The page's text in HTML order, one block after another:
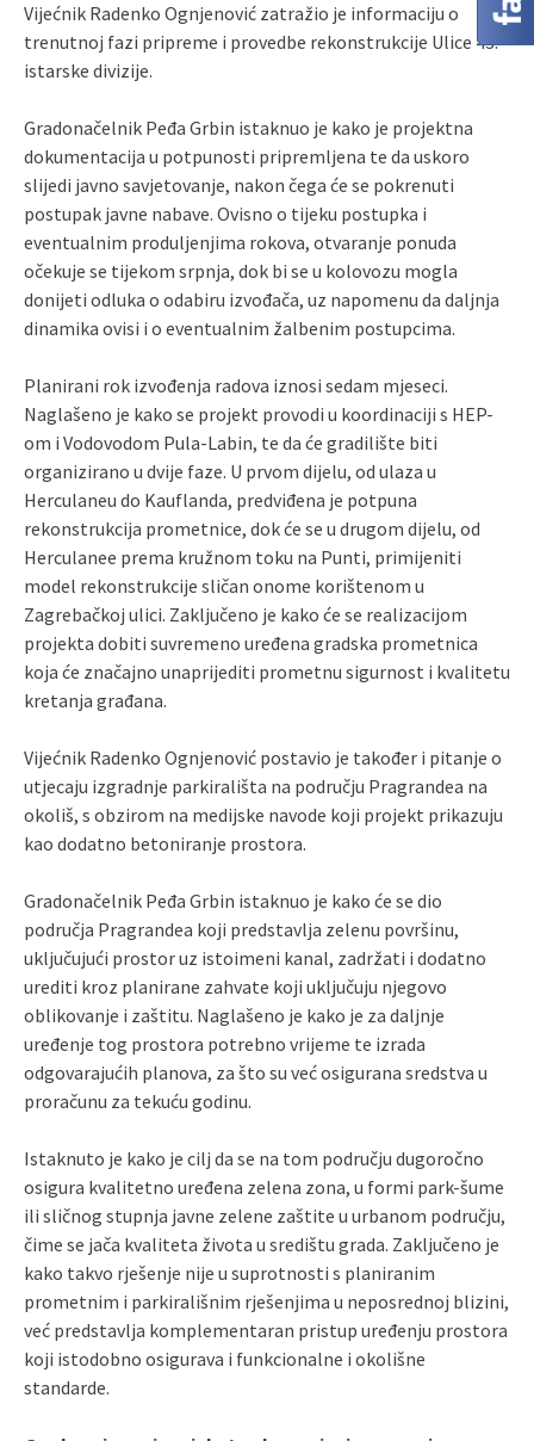
Vijećnik Radenko Ognjenović zatražio je informaciju o
trenutnoj fazi pripreme i provedbe rekonstrukcije Ulice 43.
istarske divizije.
Gradonačelnik Peđa Grbin istaknuo je kako je projektna
dokumentacija u potpunosti pripremljena te da uskoro
slijedi javno savjetovanje, nakon čega će se pokrenuti
postupak javne nabave. Ovisno o tijeku postupka i
eventualnim produljenjima rokova, otvaranje ponuda
očekuje se tijekom srpnja, dok bi se u kolovozu mogla
donijeti odluka o odabiru izvođača, uz napomenu da daljnja
dinamika ovisi i o eventualnim žalbenim postupcima.
Planirani rok izvođenja radova iznosi sedam mjeseci.
Naglašeno je kako se projekt provodi u koordinaciji s HEP-
om i Vodovodom Pula-Labin, te da će gradilište biti
organizirano u dvije faze. U prvom dijelu, od ulaza u
Herculaneu do Kauflanda, predviđena je potpuna
rekonstrukcija prometnice, dok će se u drugom dijelu, od
Herculanee prema kružnom toku na Punti, primijeniti
model rekonstrukcije sličan onome korištenom u
Zagrebačkoj ulici. Zaključeno je kako će se realizacijom
projekta dobiti suvremeno uređena gradska prometnica
koja će značajno unaprijediti prometnu sigurnost i kvalitetu
kretanja građana.
Vijećnik Radenko Ognjenović postavio je također i pitanje o
utjecaju izgradnje parkirališta na području Pragrandea na
okoliš, s obzirom na medijske navode koji projekt prikazuju
kao dodatno betoniranje prostora.
Gradonačelnik Peđa Grbin istaknuo je kako će se dio
područja Pragrandea koji predstavlja zelenu površinu,
uključujući prostor uz istoimeni kanal, zadržati i dodatno
urediti kroz planirane zahvate koji uključuju njegovo
oblikovanje i zaštitu. Naglašeno je kako je za daljnje
uređenje tog prostora potrebno vrijeme te izrada
odgovarajućih planova, za što su već osigurana sredstva u
proračunu za tekuću godinu.
Istaknuto je kako je cilj da se na tom području dugoročno
osigura kvalitetno uređena zelena zona, u formi park-šume
ili sličnog stupnja javne zelene zaštite u urbanom području,
čime se jača kvaliteta života u središtu grada. Zaključeno je
kako takvo rješenje nije u suprotnosti s planiranim
prometnim i parkirališnim rješenjima u neposrednoj blizini,
već predstavlja komplementaran pristup uređenju prostora
koji istodobno osigurava i funkcionalne i okolišne
standarde.